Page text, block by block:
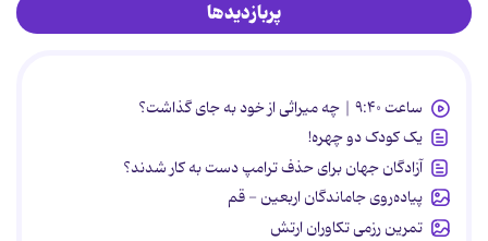
پربازدیدها
ساعت ۹:۴۰ | چه میراثی از خود به جای گذاشت؟
یک کودک دو چهره!
آزادگان جهان برای حذف ترامپ دست به کار شدند؟
پیاده‌روی جاماندگان اربعین - قم
تمرین رزمی تکاوران ارتش